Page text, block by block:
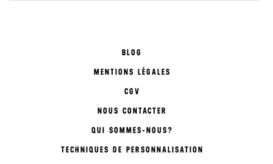
BLOG
MENTIONS LÉGALES
CGV
NOUS CONTACTER
QUI SOMMES-NOUS?
TECHNIQUES DE PERSONNALISATION